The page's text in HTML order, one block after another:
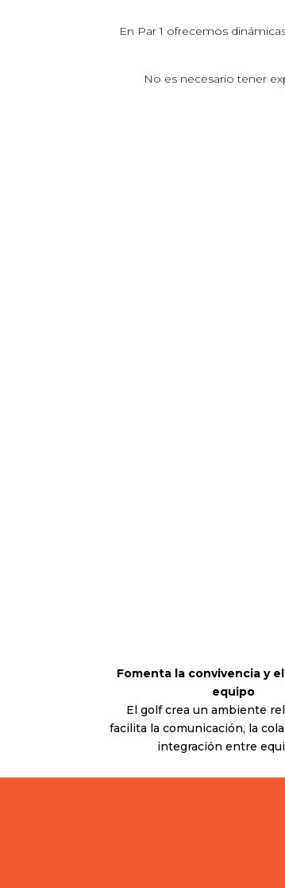
En Par 1 ofrecemos
No es necesario tener
Fomenta la convivencia y
equipo
El golf crea un ambiente
facilita la comunicación, la
integración entre